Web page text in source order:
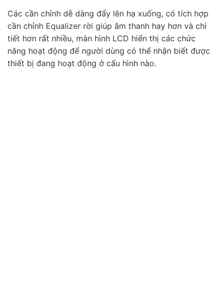
Các cần chỉnh dễ dàng đẩy lên hạ xuống, có tích hợp
cần chỉnh Equalizer rời giúp âm thanh hay hơn và chi
tiết hơn rất nhiều, màn hình LCD hiển thị các chức
năng hoạt động để người dùng có thể nhận biết được
thiết bị đang hoạt động ở cấu hình nào.